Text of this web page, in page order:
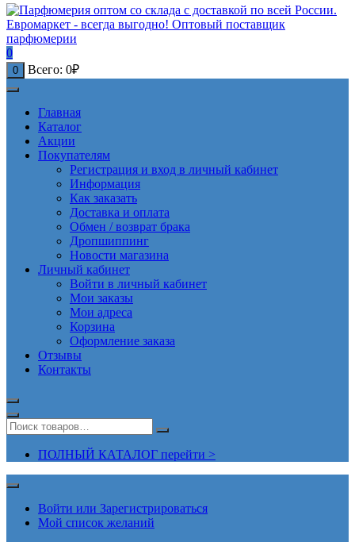
0
0 Всего: 0₽
Главная
Каталог
Акции
Покупателям
Регистрация и вход в личный кабинет
Информация
Как заказать
Доставка и оплата
Обмен / возврат брака
Дропшиппинг
Новости магазина
Личный кабинет
Войти в личный кабинет
Мои заказы
Мои адреса
Корзина
Оформление заказа
Отзывы
Контакты
ПОЛНЫЙ КАТАЛОГ перейти >
Войти или Зарегистрироваться
Мой список желаний